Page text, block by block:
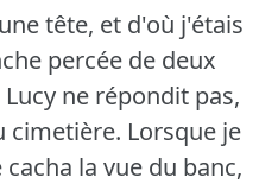
tête, et d'où j'étais
percée de deux
Lucy ne répondit pas,
cimetière. Lorsque je
la vue du banc,